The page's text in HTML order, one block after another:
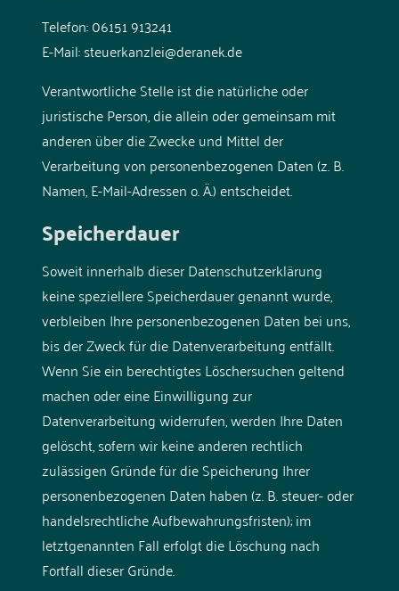
Telefon: 06151 913241
E-Mail: steuerkanzlei@deranek.de
Verantwortliche Stelle ist die natürliche oder
juristische Person, die allein oder gemeinsam mit
anderen über die Zwecke und Mittel der
Verarbeitung von personenbezogenen Daten (z. B.
Namen, E-Mail-Adressen o. Ä.) entscheidet.
Speicherdauer
Soweit innerhalb dieser Datenschutzerklärung
keine speziellere Speicherdauer genannt wurde,
verbleiben Ihre personenbezogenen Daten bei uns,
bis der Zweck für die Datenverarbeitung entfällt.
Wenn Sie ein berechtigtes Löschersuchen geltend
machen oder eine Einwilligung zur
Datenverarbeitung widerrufen, werden Ihre Daten
gelöscht, sofern wir keine anderen rechtlich
zulässigen Gründe für die Speicherung Ihrer
personenbezogenen Daten haben (z. B. steuer- oder
handelsrechtliche Aufbewahrungsfristen); im
letztgenannten Fall erfolgt die Löschung nach
Fortfall dieser Gründe.